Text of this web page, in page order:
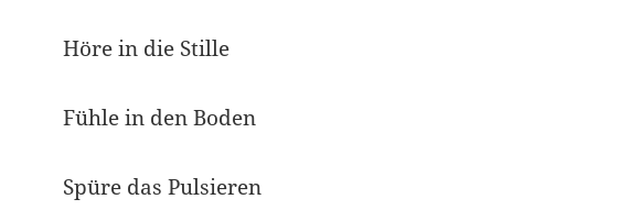
Höre in die Stille
Fühle in den Boden
Spüre das Pulsieren